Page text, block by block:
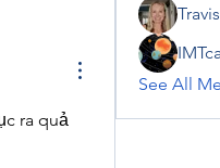
ra quả
See All